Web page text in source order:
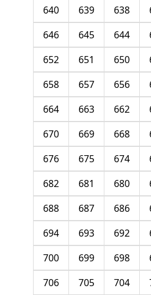
638
639
640
644
645
646
650
651
652
656
657
658
662
663
664
668
669
670
674
675
676
680
681
682
686
687
688
692
693
694
698
699
700
704
705
706